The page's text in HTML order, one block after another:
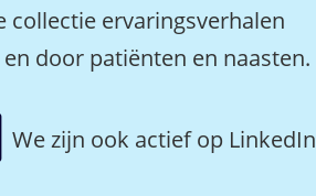
collectie ervaringsverhalen
door patiënten en naasten.
We zijn ook actief op LinkedIn